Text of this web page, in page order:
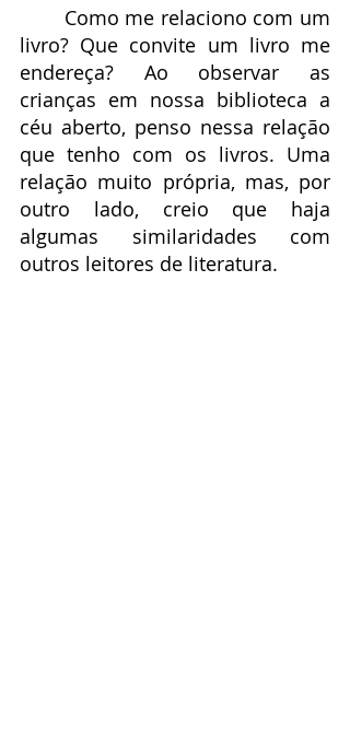
livro? Que convite um livro me
endereça? Ao observar as
crianças em nossa biblioteca a
céu aberto, penso nessa relação
que tenho com os livros. Uma
relação muito própria, mas, por
outro lado, creio que haja
algumas similaridades com
outros leitores de literatura.